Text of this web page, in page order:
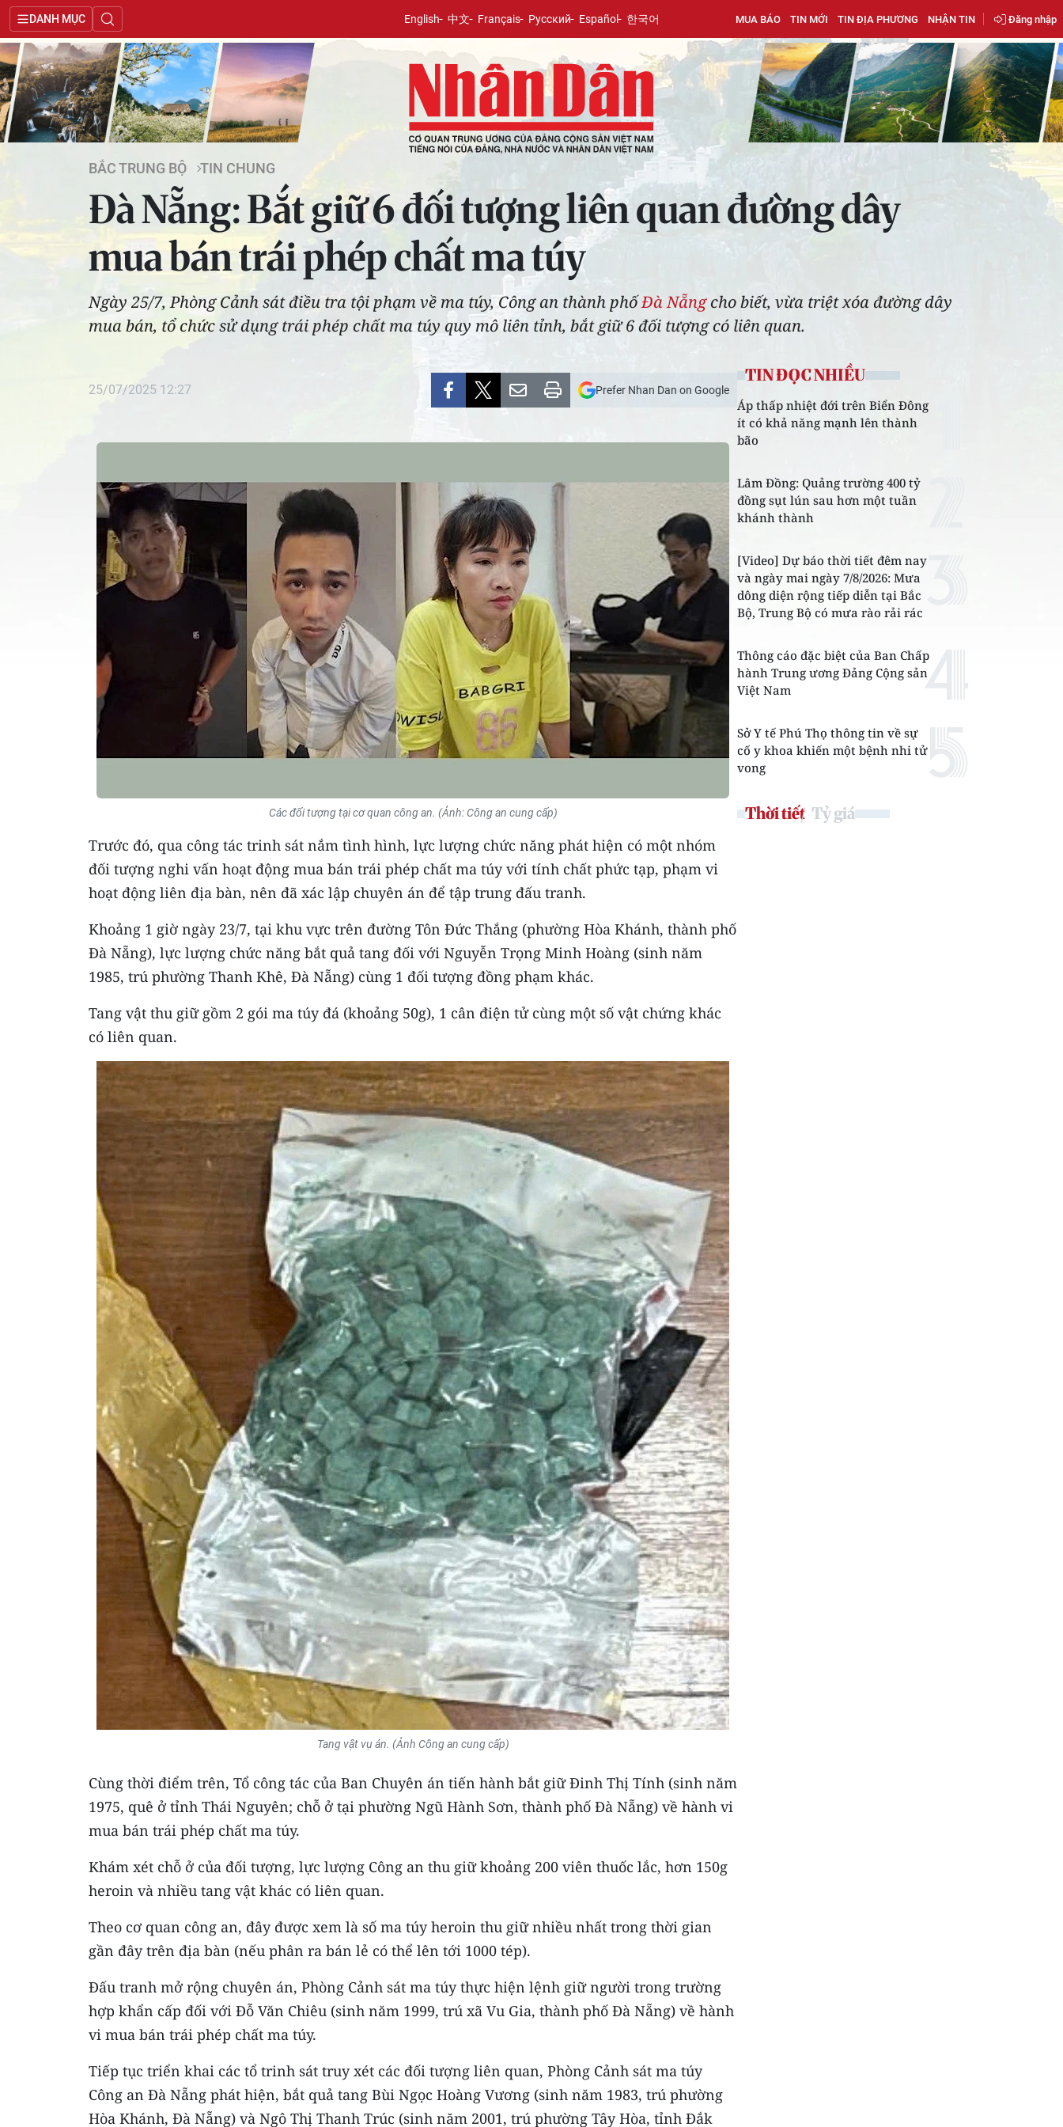
DANH MỤC English 中文 Français Русский Español 한국어 MUA BÁO TIN MỚI TIN ĐỊA PHƯƠNG NHẬN TIN Đăng nhập
BẮC TRUNG BỘ TIN CHUNG
Đà Nẵng: Bắt giữ 6 đối tượng liên quan đường dây
mua bán trái phép chất ma túy
Ngày 25/7, Phòng Cảnh sát điều tra tội phạm về ma túy, Công an thành phốĐà Nẵngcho biết, vừa triệt xóa đường dây
mua bán, tổ chức sử dụng trái phép chất ma túy quy mô liên tỉnh, bắt giữ 6 đối tượng có liên quan.
25/07/2025 12:27 Prefer Nhan Dan on Google
Các đối tượng tại cơ quan công an. (Ảnh: Công an cung cấp)
Trước đó, qua công tác trinh sát nắm tình hình, lực lượng chức năng phát hiện có một nhóm
đối tượng nghi vấn hoạt động mua bán trái phép chất ma túy với tính chất phức tạp, phạm vi
hoạt động liên địa bàn, nên đã xác lập chuyên án để tập trung đấu tranh.
Khoảng 1 giờ ngày 23/7, tại khu vực trên đường Tôn Đức Thắng (phường Hòa Khánh, thành phố
Đà Nẵng), lực lượng chức năng bắt quả tang đối với Nguyễn Trọng Minh Hoàng (sinh năm
1985, trú phường Thanh Khê, Đà Nẵng) cùng 1 đối tượng đồng phạm khác.
Tang vật thu giữ gồm 2 gói ma túy đá (khoảng 50g), 1 cân điện tử cùng một số vật chứng khác
có liên quan.
Tang vật vụ án. (Ảnh Công an cung cấp)
Cùng thời điểm trên, Tổ công tác của Ban Chuyên án tiến hành bắt giữ Đinh Thị Tính (sinh năm
1975, quê ở tỉnh Thái Nguyên; chỗ ở tại phường Ngũ Hành Sơn, thành phố Đà Nẵng) về hành vi
mua bán trái phép chất ma túy.
Khám xét chỗ ở của đối tượng, lực lượng Công an thu giữ khoảng 200 viên thuốc lắc, hơn 150g
heroin và nhiều tang vật khác có liên quan.
Theo cơ quan công an, đây được xem là số ma túy heroin thu giữ nhiều nhất trong thời gian
gần đây trên địa bàn (nếu phân ra bán lẻ có thể lên tới 1000 tép).
Đấu tranh mở rộng chuyên án, Phòng Cảnh sát ma túy thực hiện lệnh giữ người trong trường
hợp khẩn cấp đối với Đỗ Văn Chiêu (sinh năm 1999, trú xã Vu Gia, thành phố Đà Nẵng) về hành
vi mua bán trái phép chất ma túy.
Tiếp tục triển khai các tổ trinh sát truy xét các đối tượng liên quan, Phòng Cảnh sát ma túy
Công an Đà Nẵng phát hiện, bắt quả tang Bùi Ngọc Hoàng Vương (sinh năm 1983, trú phường
Hòa Khánh, Đà Nẵng) và Ngô Thị Thanh Trúc (sinh năm 2001, trú phường Tây Hòa, tỉnh Đắk
TIN ĐỌC NHIỀU
Áp thấp nhiệt đới trên Biển Đông
ít có khả năng mạnh lên thành
bão
Lâm Đồng: Quảng trường 400 tỷ
đồng sụt lún sau hơn một tuần
khánh thành
[Video] Dự báo thời tiết đêm nay
và ngày mai ngày 7/8/2026: Mưa
dông diện rộng tiếp diễn tại Bắc
Bộ, Trung Bộ có mưa rào rải rác
Thông cáo đặc biệt của Ban Chấp
hành Trung ương Đảng Cộng sản
Việt Nam
Sở Y tế Phú Thọ thông tin về sự
cố y khoa khiến một bệnh nhi tử
vong
Thời tiết Tỷ giá